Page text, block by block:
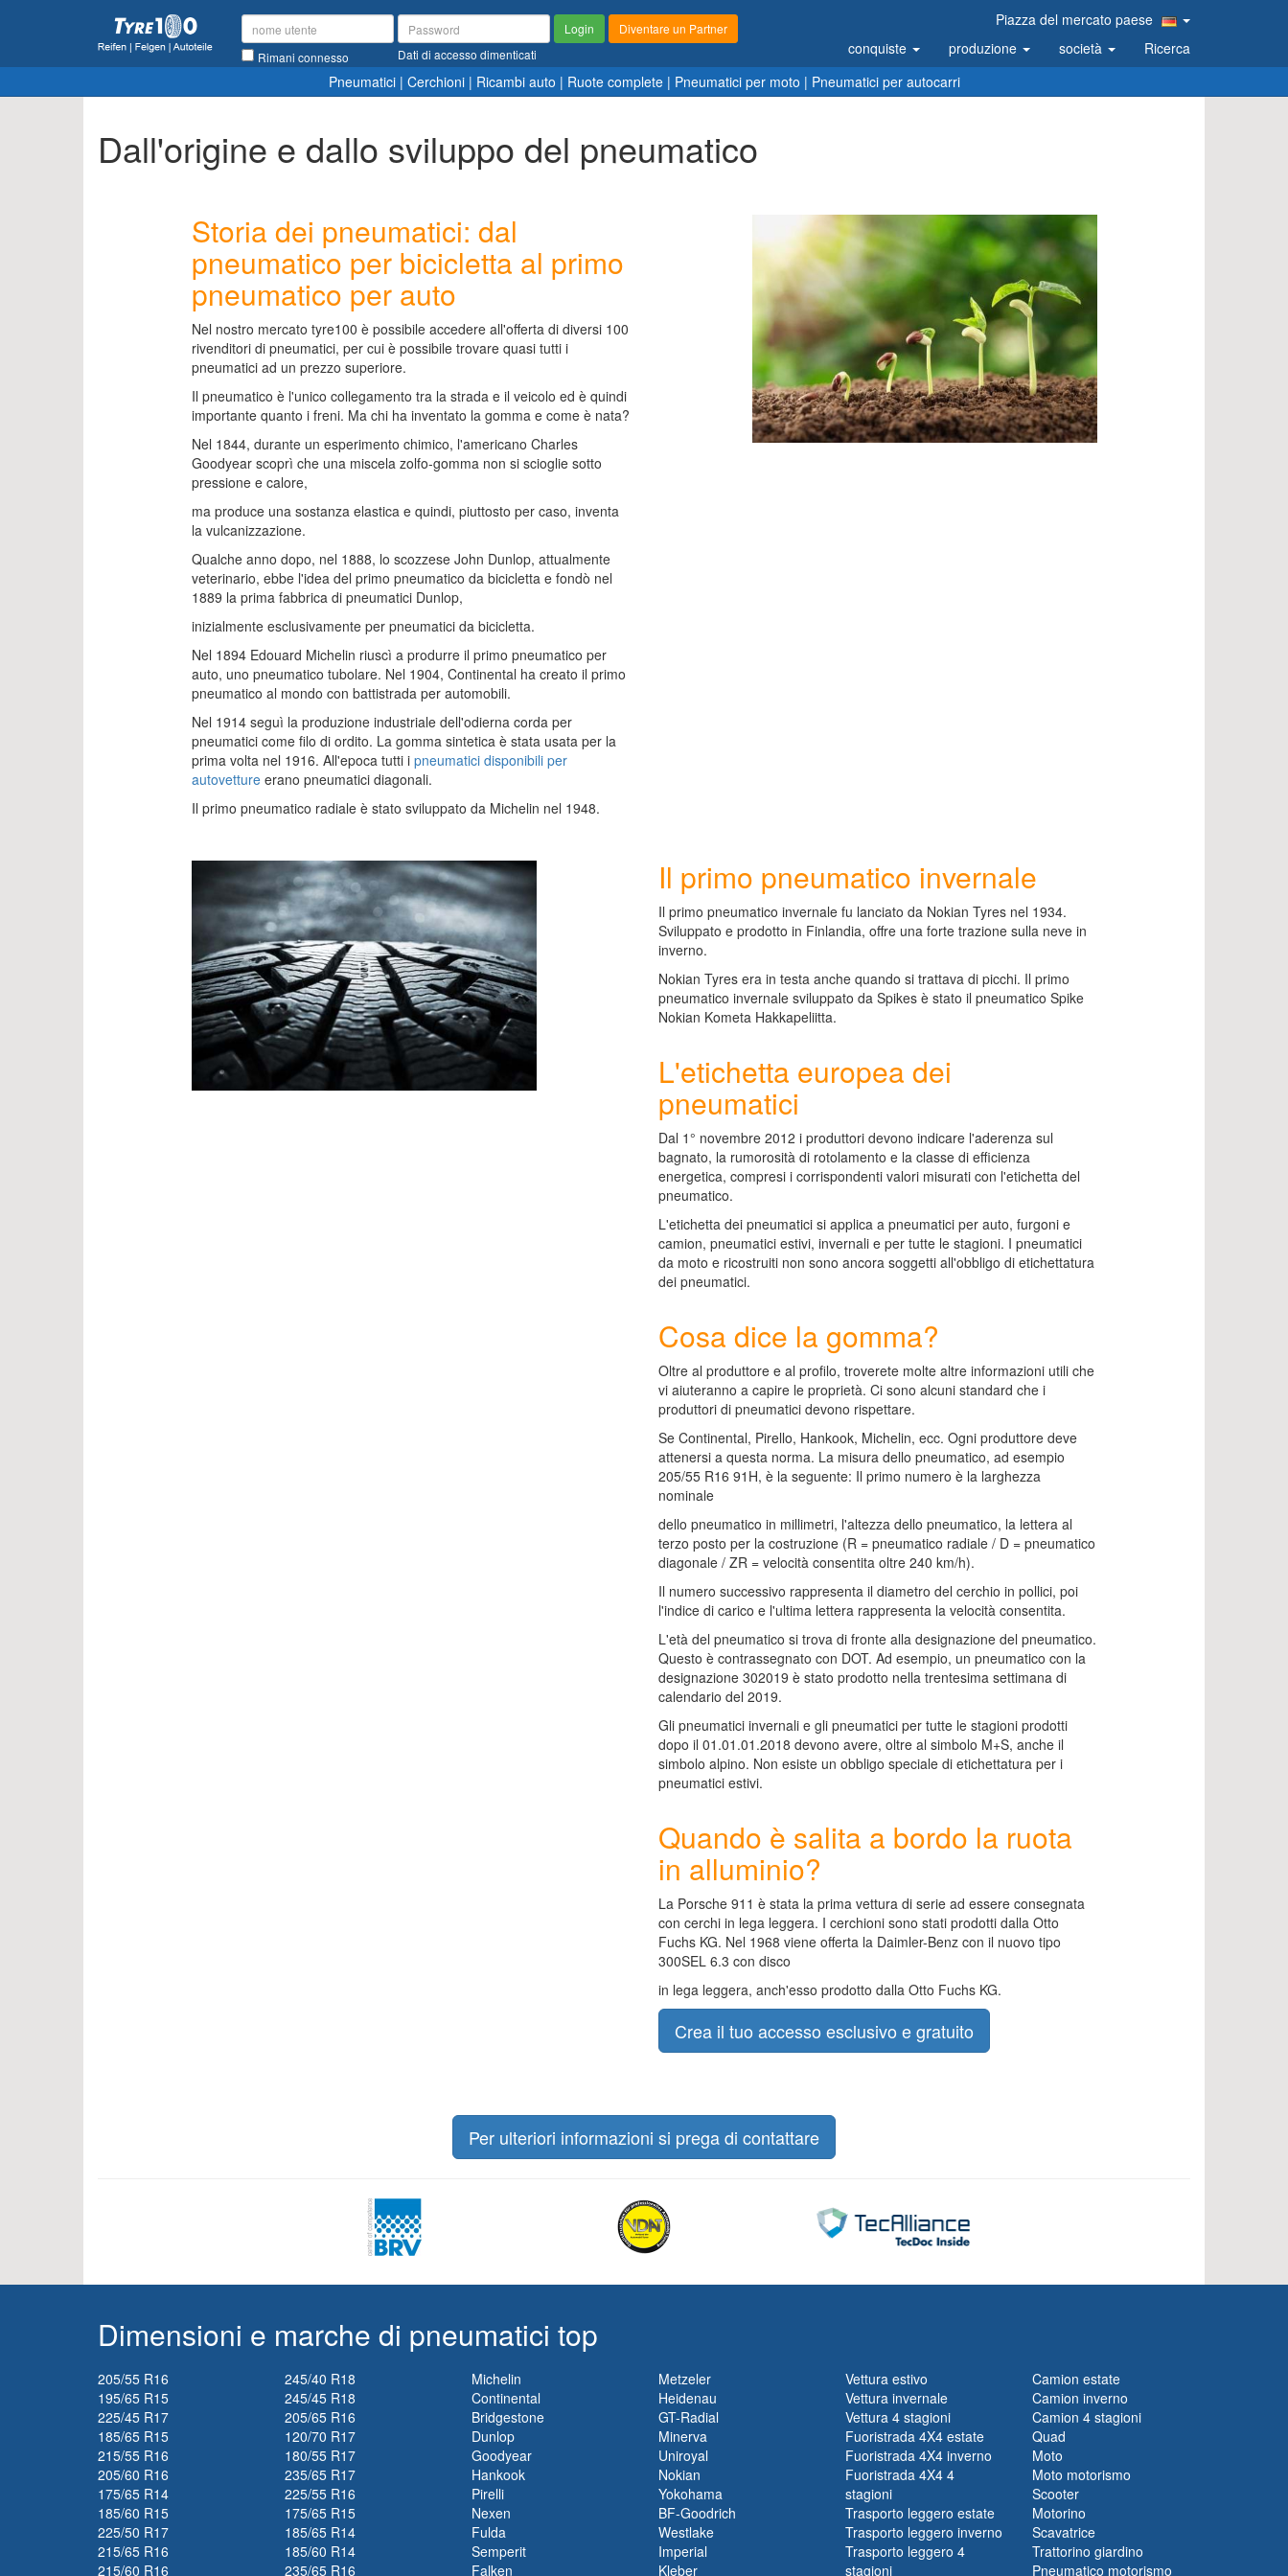
Rimani connesso Dati di accesso dimenticati
Login Diventare un Partner
Piazza del mercato paese
conquiste
produzione società
Ricerca
Pneumatici | Cerchioni | Ricambi auto | Ruote complete | Pneumatici per moto | Pneumatici per autocarri
Dall'origine e dallo sviluppo del pneumatico
Storia dei pneumatici: dal
pneumatico per bicicletta al primo
pneumatico per auto
Nel nostro mercato tyre100 è possibile accedere all'offerta di diversi 100
rivenditori di pneumatici, per cui è possibile trovare quasi tutti i
pneumatici ad un prezzo superiore.
Il pneumatico è l'unico collegamento tra la strada e il veicolo ed è quindi
importante quanto i freni. Ma chi ha inventato la gomma e come è nata?
Nel 1844, durante un esperimento chimico, l'americano Charles
Goodyear scoprì che una miscela zolfo-gomma non si scioglie sotto
pressione e calore,
ma produce una sostanza elastica e quindi, piuttosto per caso, inventa
la vulcanizzazione.
Qualche anno dopo, nel 1888, lo scozzese John Dunlop, attualmente
veterinario, ebbe l'idea del primo pneumatico da bicicletta e fondò nel
1889 la prima fabbrica di pneumatici Dunlop,
inizialmente esclusivamente per pneumatici da bicicletta.
Nel 1894 Edouard Michelin riuscì a produrre il primo pneumatico per
auto, uno pneumatico tubolare. Nel 1904, Continental ha creato il primo
pneumatico al mondo con battistrada per automobili.
Nel 1914 seguì la produzione industriale dell'odierna corda per
pneumatici come filo di ordito. La gomma sintetica è stata usata per la
prima volta nel 1916. All'epoca tutti i pneumatici disponibili per
autovetture erano pneumatici diagonali.
Il primo pneumatico radiale è stato sviluppato da Michelin nel 1948.
Il primo pneumatico invernale
Il primo pneumatico invernale fu lanciato da Nokian Tyres nel 1934.
Sviluppato e prodotto in Finlandia, offre una forte trazione sulla neve in
inverno.
Nokian Tyres era in testa anche quando si trattava di picchi. Il primo
pneumatico invernale sviluppato da Spikes è stato il pneumatico Spike
Nokian Kometa Hakkapeliitta.
L'etichetta europea dei
pneumatici
Dal 1° novembre 2012 i produttori devono indicare l'aderenza sul
bagnato, la rumorosità di rotolamento e la classe di efficienza
energetica, compresi i corrispondenti valori misurati con l'etichetta del
pneumatico.
L'etichetta dei pneumatici si applica a pneumatici per auto, furgoni e
camion, pneumatici estivi, invernali e per tutte le stagioni. I pneumatici
da moto e ricostruiti non sono ancora soggetti all'obbligo di etichettatura
dei pneumatici.
Cosa dice la gomma?
Oltre al produttore e al profilo, troverete molte altre informazioni utili che
vi aiuteranno a capire le proprietà. Ci sono alcuni standard che i
produttori di pneumatici devono rispettare.
Se Continental, Pirello, Hankook, Michelin, ecc. Ogni produttore deve
attenersi a questa norma. La misura dello pneumatico, ad esempio
205/55 R16 91H, è la seguente: Il primo numero è la larghezza
nominale
dello pneumatico in millimetri, l'altezza dello pneumatico, la lettera al
terzo posto per la costruzione (R = pneumatico radiale / D = pneumatico
diagonale / ZR = velocità consentita oltre 240 km/h).
Il numero successivo rappresenta il diametro del cerchio in pollici, poi
l'indice di carico e l'ultima lettera rappresenta la velocità consentita.
L'età del pneumatico si trova di fronte alla designazione del pneumatico.
Questo è contrassegnato con DOT. Ad esempio, un pneumatico con la
designazione 302019 è stato prodotto nella trentesima settimana di
calendario del 2019.
Gli pneumatici invernali e gli pneumatici per tutte le stagioni prodotti
dopo il 01.01.01.2018 devono avere, oltre al simbolo M+S, anche il
simbolo alpino. Non esiste un obbligo speciale di etichettatura per i
pneumatici estivi.
Quando è salita a bordo la ruota
in alluminio?
La Porsche 911 è stata la prima vettura di serie ad essere consegnata
con cerchi in lega leggera. I cerchioni sono stati prodotti dalla Otto
Fuchs KG. Nel 1968 viene offerta la Daimler-Benz con il nuovo tipo
300SEL 6.3 con disco
in lega leggera, anch'esso prodotto dalla Otto Fuchs KG.
Crea il tuo accesso esclusivo e gratuito
Per ulteriori informazioni si prega di contattare
Dimensioni e marche di pneumatici top
205/55 R16
195/65 R15
225/45 R17
185/65 R15
215/55 R16
205/60 R16
175/65 R14
185/60 R15
225/50 R17
215/65 R16
215/60 R16
245/40 R18
245/45 R18
205/65 R16
120/70 R17
180/55 R17
235/65 R17
225/55 R16
175/65 R15
185/65 R14
185/60 R14
235/65 R16
Michelin
Continental
Bridgestone
Dunlop
Goodyear
Hankook
Pirelli
Nexen
Fulda
Semperit
Falken
Metzeler
Heidenau
GT-Radial
Minerva
Uniroyal
Nokian
Yokohama
BF-Goodrich
Westlake
Imperial
Kleber
Vettura estivo
Vettura invernale
Vettura 4 stagioni
Fuoristrada 4X4 estate
Fuoristrada 4X4 inverno
Fuoristrada 4X4 4
stagioni
Trasporto leggero estate
Trasporto leggero inverno
Trasporto leggero 4
stagioni
Camion estate
Camion inverno
Camion 4 stagioni
Quad
Moto
Moto motorismo
Scooter
Motorino
Scavatrice
Trattorino giardino
Pneumatico motorismo